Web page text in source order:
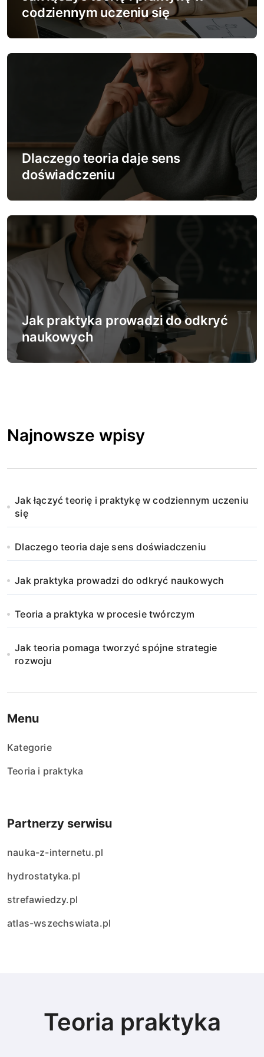
i
codziennym uczeniu się
Dlaczego teoria daje sens
doświadczeniu
Jak praktyka prowadzi do odkryć
naukowych
Najnowsze wpisy
Jak łączyć teorię i praktykę w codziennym uczeniu
się
Dlaczego teoria daje sens doświadczeniu
Jak praktyka prowadzi do odkryć naukowych
Teoria a praktyka w procesie twórczym
Jak teoria pomaga tworzyć spójne strategie
rozwoju
Menu
Kategorie
Teoria i praktyka
Partnerzy serwisu
nauka-z-internetu.pl
hydrostatyka.pl
strefawiedzy.pl
atlas-wszechswiata.pl
Teoria praktyka